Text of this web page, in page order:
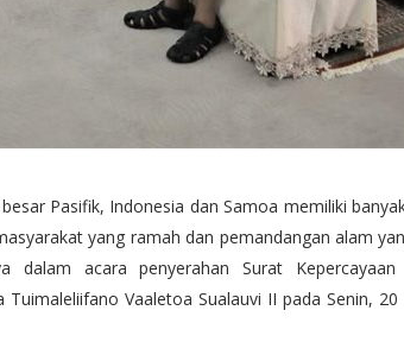
Pasifik, Indonesia dan Samoa memiliki
yang ramah dan pemandangan alam
acara penyerahan Surat Kepercayaan
Vaaletoa Sualauvi II pada Senin, 20